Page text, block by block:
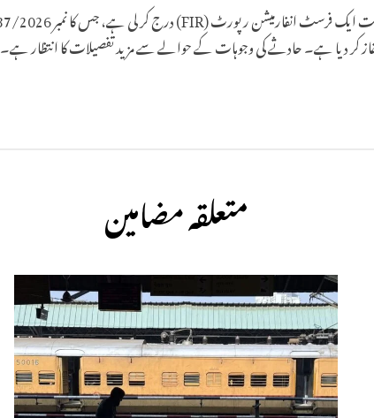
کر دیا ہے۔ حادثے کی وجوہات کے حوالے سے مزید تفصیلات کا انتظار ہے۔
متعلقہ مضامین